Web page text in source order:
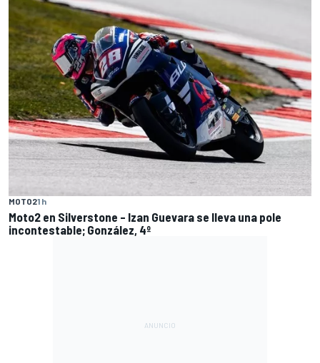
MOTO21 h
Moto2 en Silverstone – Izan Guevara se lleva una pole
incontestable; González, 4º